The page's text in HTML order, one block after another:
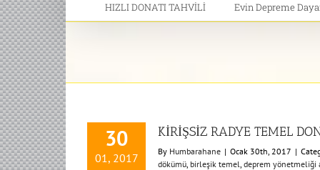
HIZLI DONATI TAHVİLİ Evin Depreme
30
01, 2017
KİRİŞSİZ RADYE TEMEL
By Humbarahane | Ocak 30th, 2017 |
dökümü, birleşik temel, deprem yönetmeliği